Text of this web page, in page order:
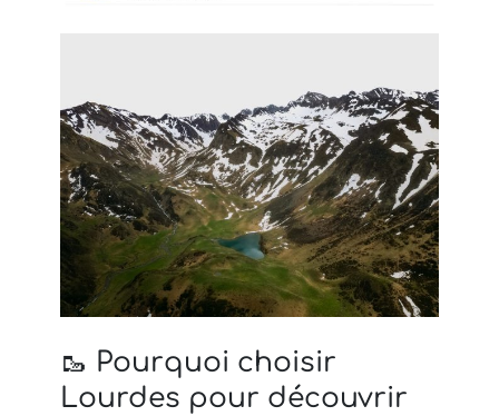
🥾 Pourquoi choisir
Lourdes pour découvrir